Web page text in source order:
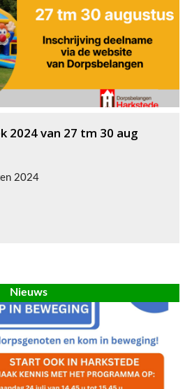
Nieuws
2024 van 27 tm 30 aug
2024